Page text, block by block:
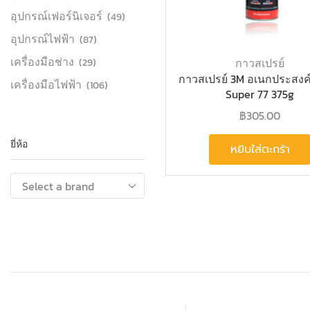
กาวสเปรย์
กาวสเปรย์ 3M อเนกประสงค์
Super 77 375g
฿305.00
หยิบใส่ตะกร้า
อุปกรณ์เฟอร์นิเจอร์ (49)
อุปกรณ์ไฟฟ้า (87)
เครื่องมือช่าง (29)
เครื่องมือไฟฟ้า (106)
ยี่ห้อ